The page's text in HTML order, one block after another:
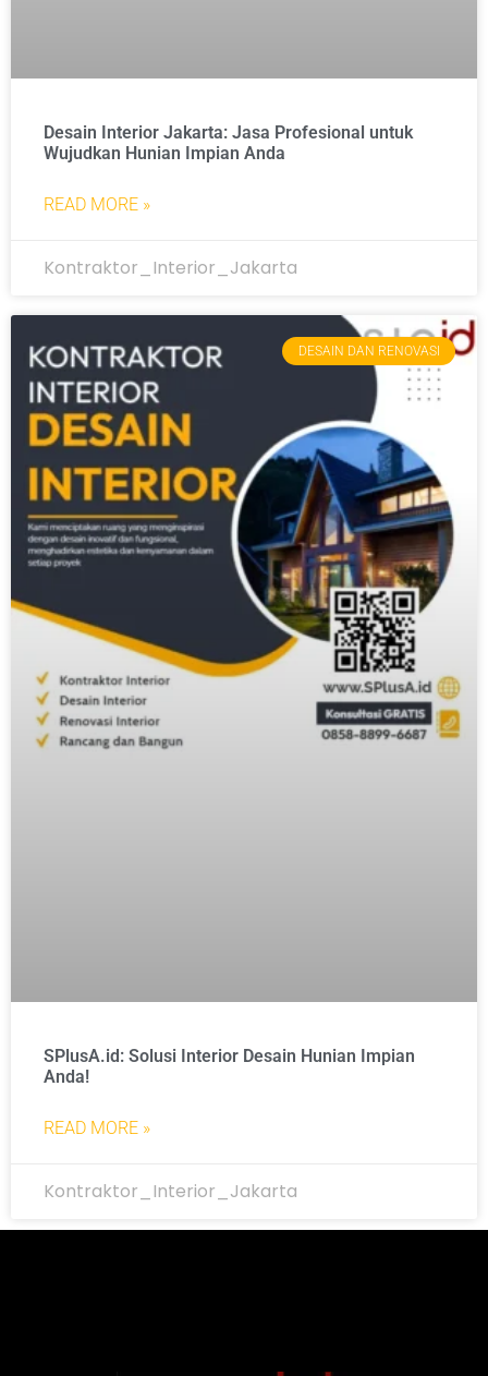
Desain Interior Jakarta: Jasa Profesional untuk
Wujudkan Hunian Impian Anda
READ MORE »
Kontraktor_Interior_Jakarta
DESAIN DAN RENOVASI
SPlusA.id: Solusi Interior Desain Hunian Impian
Anda!
READ MORE »
Kontraktor_Interior_Jakarta